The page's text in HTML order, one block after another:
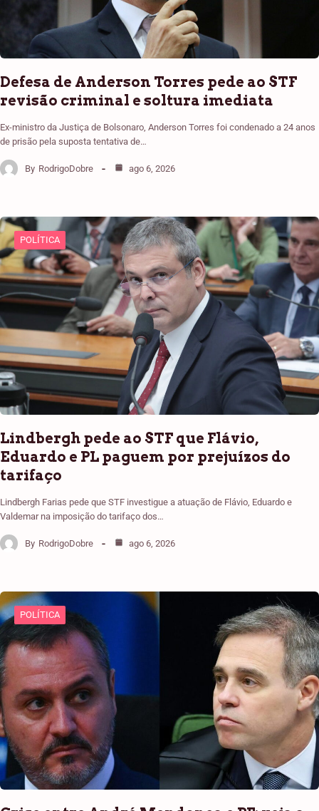
Defesa de Anderson Torres pede ao STF
revisão criminal e soltura imediata
Ex-ministro da Justiça de Bolsonaro, Anderson Torres foi condenado a 24 anos
de prisão pela suposta tentativa de…
By RodrigoDobre ago 6, 2026
POLÍTICA
Lindbergh pede ao STF que Flávio,
Eduardo e PL paguem por prejuízos do
tarifaço
Lindbergh Farias pede que STF investigue a atuação de Flávio, Eduardo e
Valdemar na imposição do tarifaço dos…
By RodrigoDobre ago 6, 2026
POLÍTICA